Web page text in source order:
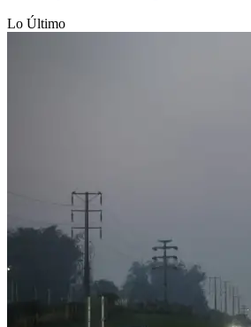
Lo Último